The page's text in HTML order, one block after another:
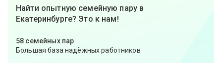
Найти опытную семейную пару в
Екатеринбурге? Это к нам!
58 семейных пар
Большая база надёжных работников